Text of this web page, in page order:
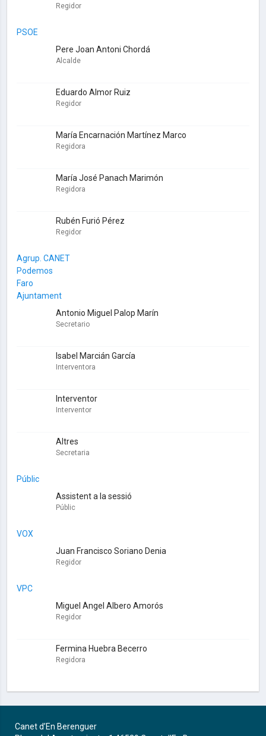
Regidor
PSOE
Pere Joan Antoni Chordá
Alcalde
Eduardo Almor Ruiz
Regidor
María Encarnación Martínez Marco
Regidora
María José Panach Marimón
Regidora
Rubén Furió Pérez
Regidor
Agrup. CANET
Podemos
Faro
Ajuntament
Antonio Miguel Palop Marín
Secretario
Isabel Marcián García
Interventora
Interventor
Interventor
Altres
Secretaria
Públic
Assistent a la sessió
Públic
VOX
Juan Francisco Soriano Denia
Regidor
VPC
Miguel Ángel Albero Amorós
Regidor
Fermina Huebra Becerro
Regidora
Canet d’En Berenguer